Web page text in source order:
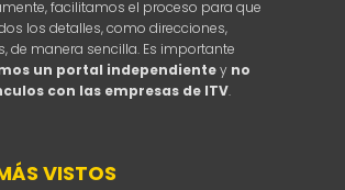
facilitamos el proceso para que
los detalles, como direcciones,
de manera sencilla. Es importante
un portal independientey no
con las empresas de ITV.
VISTOS